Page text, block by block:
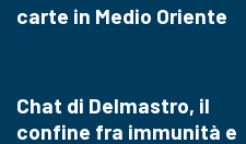
carte in Medio Oriente
Chat di Delmastro, il
confine fra immunità e